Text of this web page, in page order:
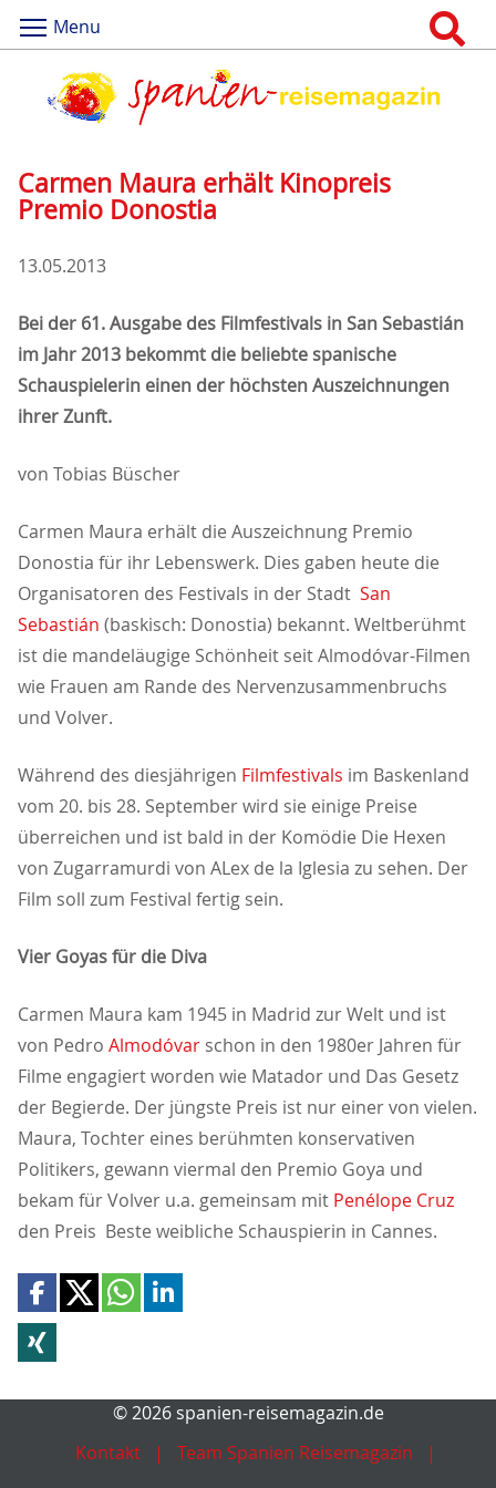
Menu
Carmen Maura erhält Kinopreis
Premio Donostia
13.05.2013
Bei der 61. Ausgabe des Filmfestivals in San Sebastián
im Jahr 2013 bekommt die beliebte spanische
Schauspielerin einen der höchsten Auszeichnungen
ihrer Zunft.
von Tobias Büscher
Carmen Maura erhält die Auszeichnung Premio
Donostia für ihr Lebenswerk. Dies gaben heute die
Organisatoren des Festivals in der Stadt San
Sebastián (baskisch: Donostia) bekannt. Weltberühmt
ist die mandeläugige Schönheit seit Almodóvar-Filmen
wie Frauen am Rande des Nervenzusammenbruchs
und Volver.
Während des diesjährigen Filmfestivals im Baskenland
vom 20. bis 28. September wird sie einige Preise
überreichen und ist bald in der Komödie Die Hexen
von Zugarramurdi von ALex de la Iglesia zu sehen. Der
Film soll zum Festival fertig sein.
Vier Goyas für die Diva
Carmen Maura kam 1945 in Madrid zur Welt und ist
von Pedro Almodóvar schon in den 1980er Jahren für
Filme engagiert worden wie Matador und Das Gesetz
der Begierde. Der jüngste Preis ist nur einer von vielen.
Maura, Tochter eines berühmten konservativen
Politikers, gewann viermal den Premio Goya und
bekam für Volver u.a. gemeinsam mit Penélope Cruz
den Preis Beste weibliche Schauspierin in Cannes.
© 2026 spanien-reisemagazin.de
Kontakt
Team Spanien Reisemagazin